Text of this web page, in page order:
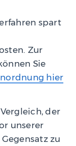
spart
Zur
Sie
hier
der
unserer
zu